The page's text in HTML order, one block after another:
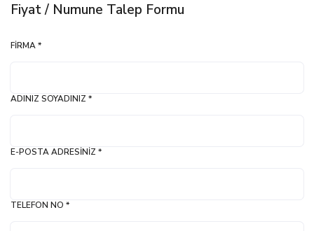
Fiyat / Numune Talep Formu
FIRMA *
ADINIZ SOYADINIZ *
E-POSTA ADRESINIZ *
TELEFON NO *